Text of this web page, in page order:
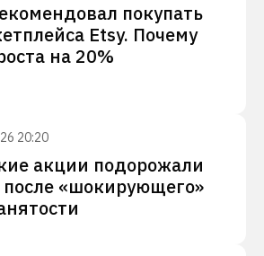
покупать
Etsy. Почему
на 20%
20:20
акции подорожали
«шокирующего»